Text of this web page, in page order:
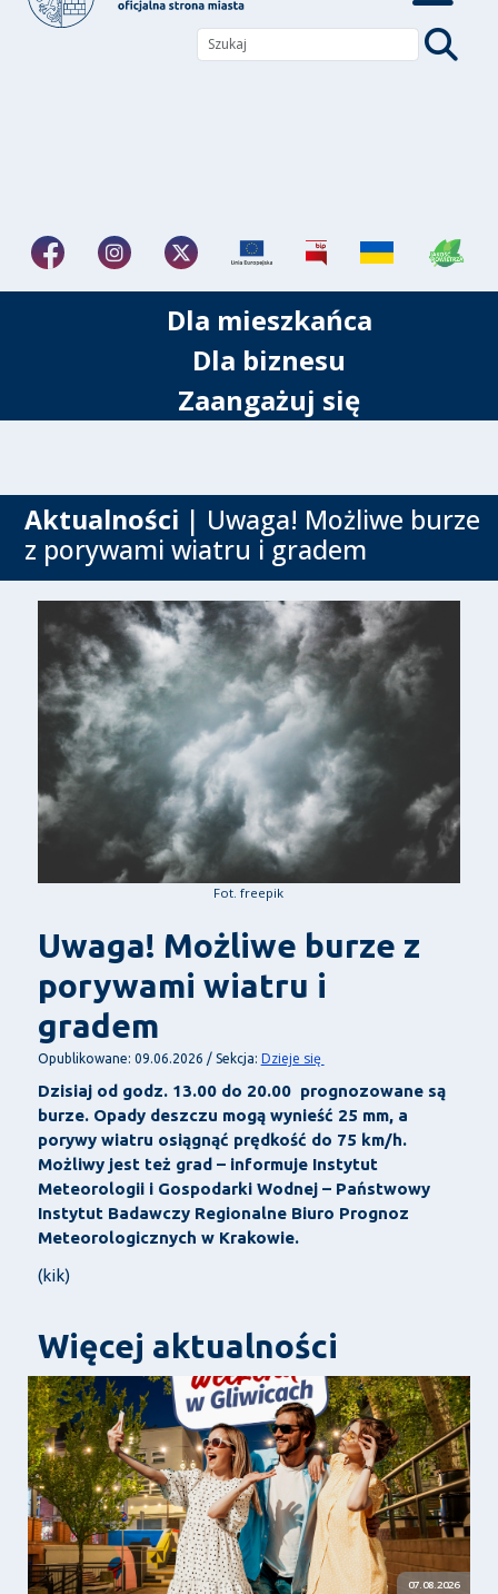
Dla mieszkańca
Dla biznesu
Zaangażuj się
Aktualności | Uwaga! Możliwe burze
z porywami wiatru i gradem
Fot. freepik
Uwaga! Możliwe burze z
porywami wiatru i
gradem
Opublikowane: 09.06.2026 / Sekcja: Dzieje się
Dzisiaj od godz. 13.00 do 20.00 prognozowane są
burze. Opady deszczu mogą wynieść 25 mm, a
porywy wiatru osiągnąć prędkość do 75 km/h.
Możliwy jest też grad – informuje Instytut
Meteorologii i Gospodarki Wodnej – Państwowy
Instytut Badawczy Regionalne Biuro Prognoz
Meteorologicznych w Krakowie.
(kik)
Więcej aktualności
07.08.2026